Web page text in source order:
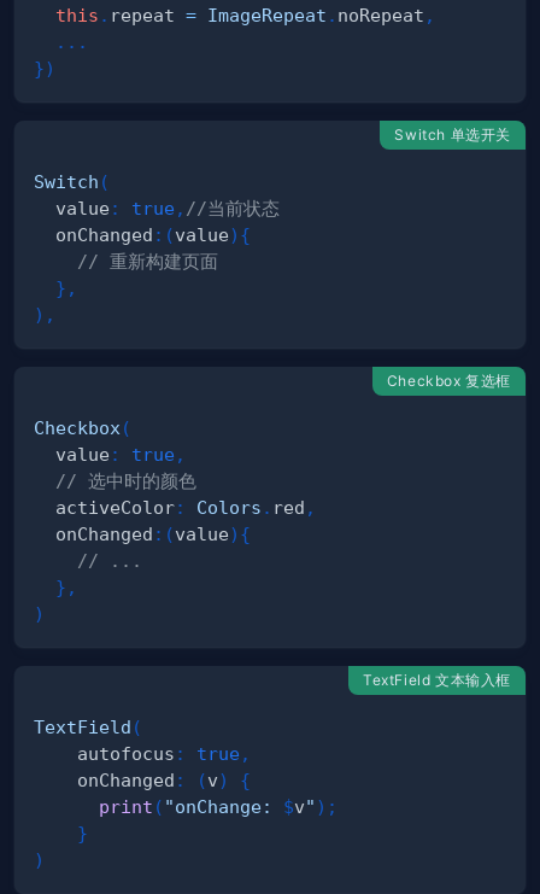
this . repeat = ImageRepeat . noRepeat ,
. . .
})
Switch 单选开关
Switch (
  value
: true , //当前状态
  onChanged
: (value) {
// 重新构建页面
} ,
) ,
Checkbox 复选框
Checkbox (
  value
: true ,
// 选中时的颜色
  activeColor
: Colors . red ,
  onChanged
: (value) {
// ...
} ,
)
TextField 文本输入框
TextField (
    autofocus
: true ,
    onChanged
: (v)
{
print ( "onChange: $v" ) ;
}
)